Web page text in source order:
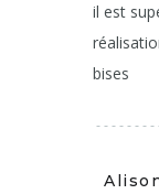
il est
bises